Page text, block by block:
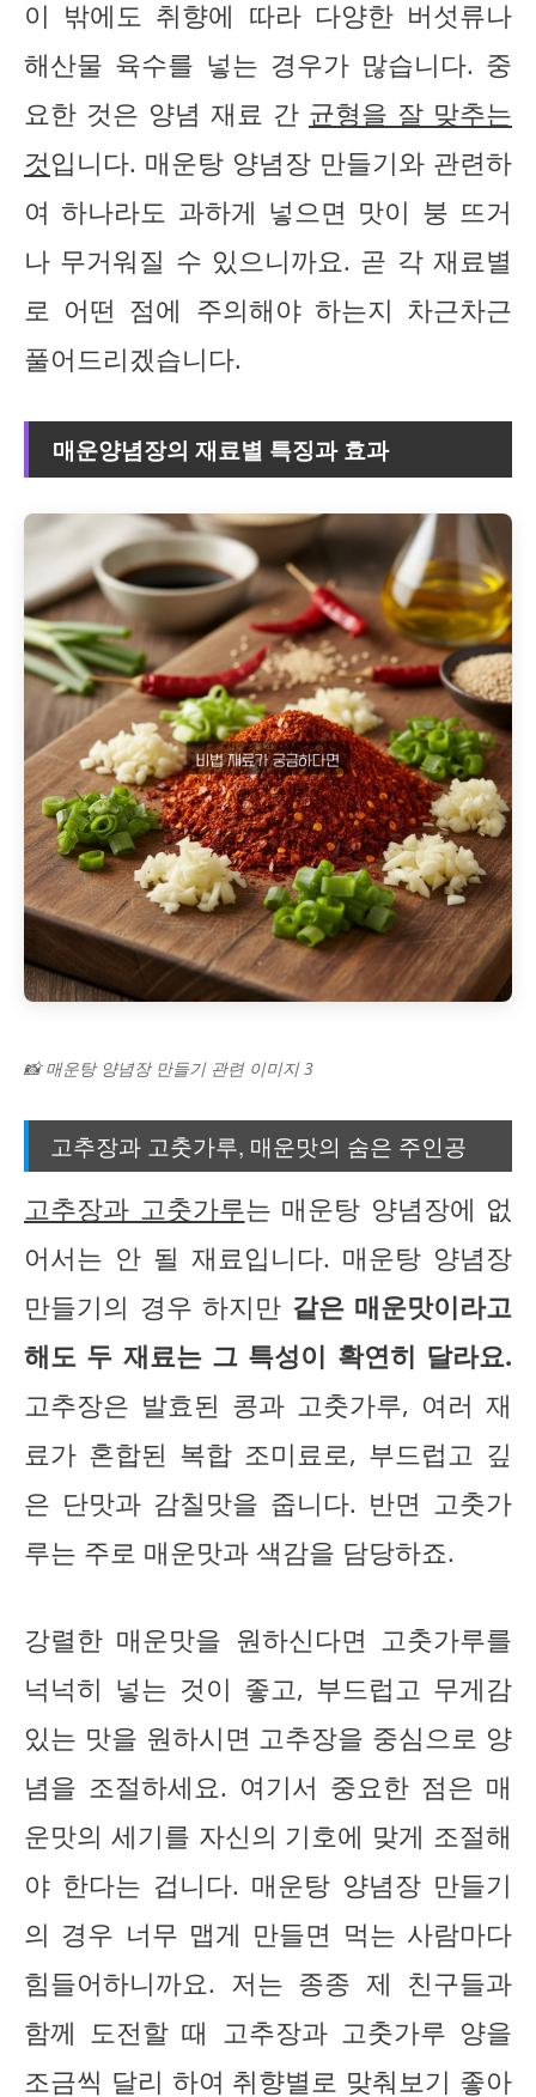
이 밖에도 취향에 따라 다양한 버섯류나
해산물 육수를 넣는 경우가 많습니다. 중
요한 것은 양념 재료 간 균형을 잘 맞추는
것입니다. 매운탕 양념장 만들기와 관련하
여 하나라도 과하게 넣으면 맛이 붕 뜨거
나 무거워질 수 있으니까요. 곧 각 재료별
로 어떤 점에 주의해야 하는지 차근차근
풀어드리겠습니다.
매운양념장의 재료별 특징과 효과
📸 매운탕 양념장 만들기 관련 이미지 3
고추장과 고춧가루, 매운맛의 숨은 주인공
고추장과 고춧가루는 매운탕 양념장에 없
어서는 안 될 재료입니다. 매운탕 양념장
만들기의 경우 하지만 같은 매운맛이라고
해도 두 재료는 그 특성이 확연히 달라요.
고추장은 발효된 콩과 고춧가루, 여러 재
료가 혼합된 복합 조미료로, 부드럽고 깊
은 단맛과 감칠맛을 줍니다. 반면 고춧가
루는 주로 매운맛과 색감을 담당하죠.
강렬한 매운맛을 원하신다면 고춧가루를
넉넉히 넣는 것이 좋고, 부드럽고 무게감
있는 맛을 원하시면 고추장을 중심으로 양
념을 조절하세요. 여기서 중요한 점은 매
운맛의 세기를 자신의 기호에 맞게 조절해
야 한다는 겁니다. 매운탕 양념장 만들기
의 경우 너무 맵게 만들면 먹는 사람마다
힘들어하니까요. 저는 종종 제 친구들과
함께 도전할 때 고추장과 고춧가루 양을
조금씩 달리 하여 취향별로 맞춰보기 좋아